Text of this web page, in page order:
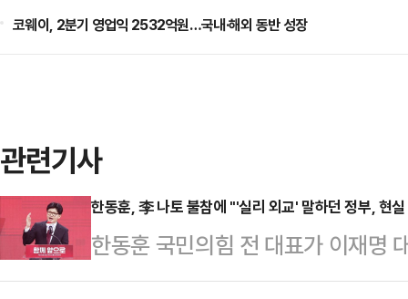
코웨이, 2분기 영업익 2532억원…국내·해외 동반 성장
관련기사
한동훈, 李 나토 불참에 "'실리 외교' 말하던 정부, 현
한동훈 국민의힘 전 대표가 이재명
그에서 열리는 북대서양조약기구(